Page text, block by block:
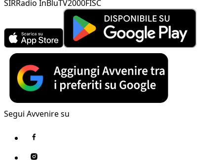
SIRRadio InBluTV2000FISC
Segui Avvenire su